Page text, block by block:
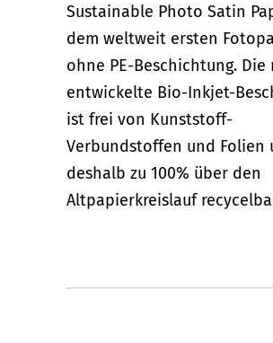
Sustainable Photo Satin
dem weltweit ersten
ohne PE-Beschichtung. Die
entwickelte Bio-Inkjet-
ist frei von Kunststoff-
Verbundstoffen und Folien
deshalb zu 100% über den
Altpapierkreislauf